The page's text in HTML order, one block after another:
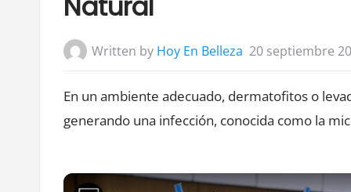
Written by Hoy En Belleza 20 septiembre
En un ambiente adecuado, dermatofitos o
generando una infección, conocida como la